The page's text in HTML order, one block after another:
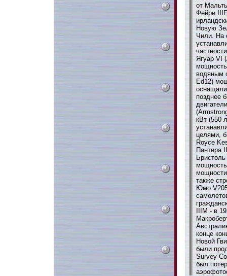
от
Фейри
Новую
Чили. На
Ягуар VI
водяным
Ed12)
позднее
кВт (550
целями,
Royce
Пантера
также
Юмо
IIIM - в
конце
Новой
были
Survey
был